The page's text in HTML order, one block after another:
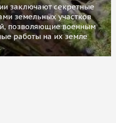
заключают секретные
земельных участков
позволяющие военным
работы на их земле